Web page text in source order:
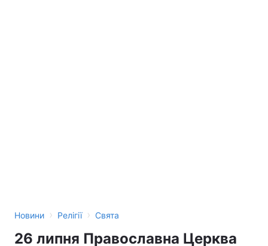
Новини › Релігії › Свята
26 липня Православна Церква